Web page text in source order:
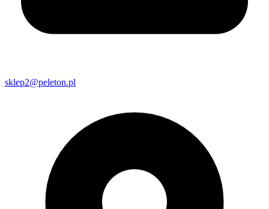
sklep2@peleton.pl